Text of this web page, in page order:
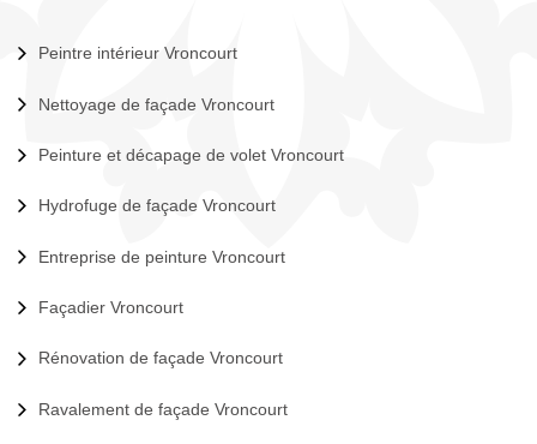
Peintre intérieur Vroncourt
Nettoyage de façade Vroncourt
Peinture et décapage de volet Vroncourt
Hydrofuge de façade Vroncourt
Entreprise de peinture Vroncourt
Façadier Vroncourt
Rénovation de façade Vroncourt
Ravalement de façade Vroncourt